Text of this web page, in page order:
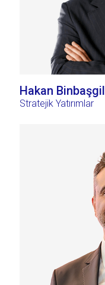
Hakan Binbaşgil
Stratejik Yatırımlar